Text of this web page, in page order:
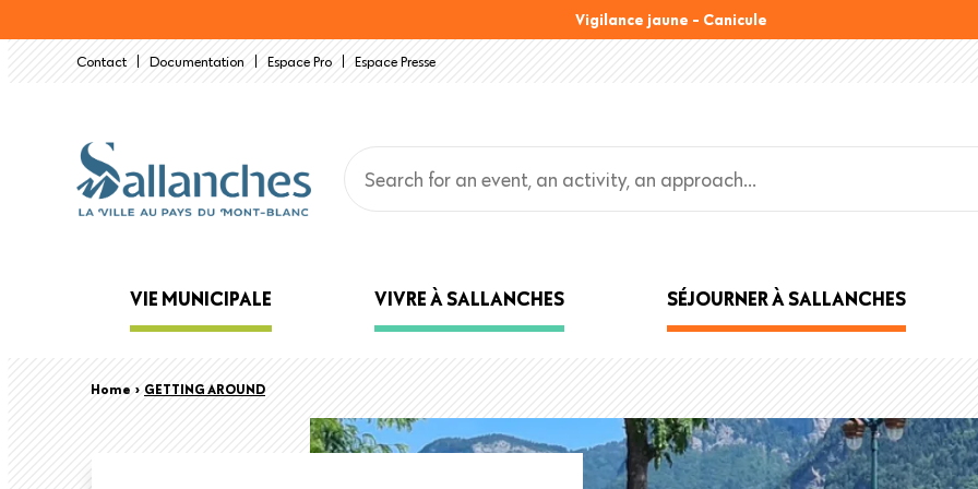
to
Vigilance jaune - Canicule
Contact Documentation Espace Pro Espace Presse
Main
navigation
VIE MUNICIPALE VIVRE À SALLANCHES SÉJOURNER À SALLANCHES
Breadcrumb
Home › GETTING AROUND